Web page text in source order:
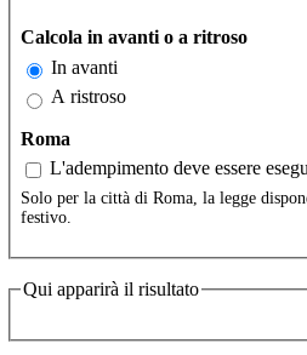
Calcola in avanti o a ritroso
In avanti
A ristroso
Roma
L'adempimento deve essere
Solo per la città di Roma, la legge
festivo.
Qui apparirà il risultato